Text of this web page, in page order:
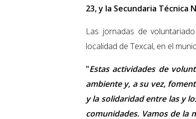
23, y la Secundaria Técnica
Las jornadas de
localidad de Texcal, en el
"Estas actividades de
ambiente y, a su vez,
y la solidaridad entre las y
comunidades. Vamos de la